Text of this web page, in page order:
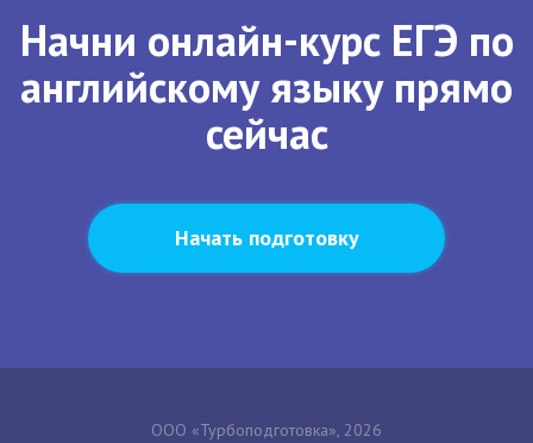
Начни онлайн-курс ЕГЭ по
английскому языку прямо
сейчас
Начать подготовку
ООО «Турбоподготовка», 2026